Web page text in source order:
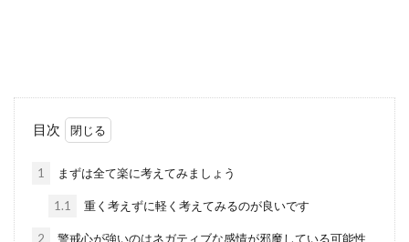
目次
1 まずは全て楽に考えてみましょう
1.1 重く考えずに軽く考えてみるのが良いです
2
警戒心が強いのはネガティブな感情が邪魔している可能性